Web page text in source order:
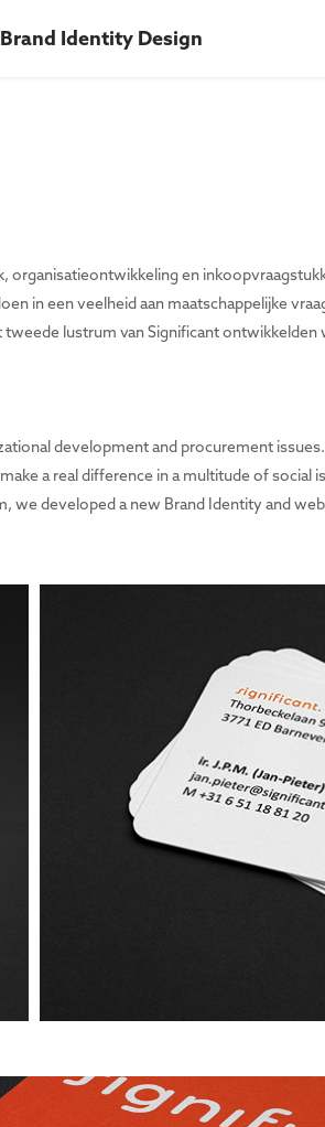
Identity Design
en
in een veelheid aan maatschappelijke
lustrum van Significant
development and procurement
a real difference in a multitude of social
developed a new Brand Identity and